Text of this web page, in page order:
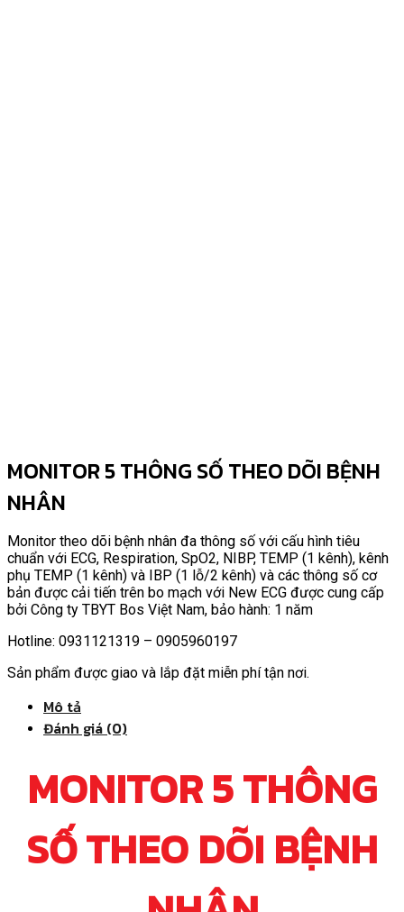
MONITOR 5 THÔNG SỐ THEO DÕI BỆNH
NHÂN
Monitor theo dõi bệnh nhân đa thông số với cấu hình tiêu
chuẩn với ECG, Respiration, SpO2, NIBP, TEMP (1 kênh), kênh
phụ TEMP (1 kênh) và IBP (1 lỗ/2 kênh) và các thông số cơ
bản được cải tiến trên bo mạch với New ECG được cung cấp
bởi Công ty TBYT Bos Việt Nam, bảo hành: 1 năm
Hotline: 0931121319 – 0905960197
Sản phẩm được giao và lắp đặt miễn phí tận nơi.
Mô tả
Đánh giá (0)
MONITOR 5 THÔNG
SỐ THEO DÕI BỆNH